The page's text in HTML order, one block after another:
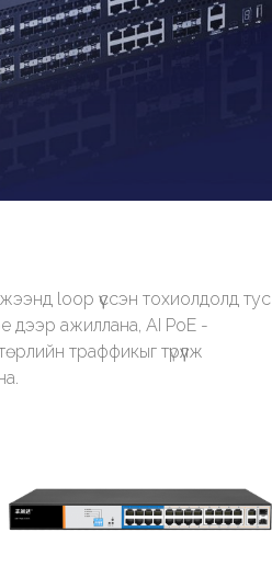
loop үүссэн тохиолдолд тус
дээр ажиллана, AI PoE -
траффикыг түрүүлж